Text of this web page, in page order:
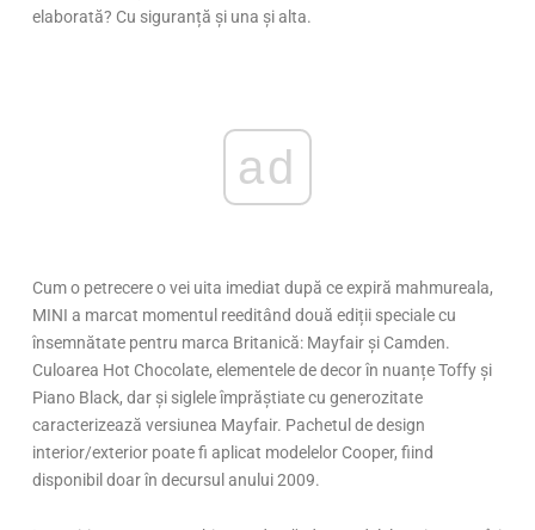
elaborată? Cu siguranță și una și alta.
ad
Cum o petrecere o vei uita imediat după ce expiră mahmureala,
MINI a marcat momentul reeditând două ediții speciale cu
însemnătate pentru marca Britanică: Mayfair și Camden.
Culoarea Hot Chocolate, elementele de decor în nuanțe Toffy și
Piano Black, dar și siglele împrăștiate cu generozitate
caracterizează versiunea Mayfair. Pachetul de design
interior/exterior poate fi aplicat modelelor Cooper, fiind
disponibil doar în decursul anului 2009.